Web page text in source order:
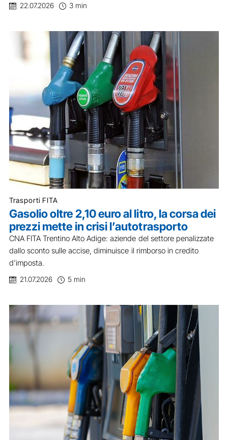
22.07.2026 3 min
Trasporti FITA
Gasolio oltre 2,10 euro al litro, la corsa dei
prezzi mette in crisi l’autotrasporto
CNA FITA Trentino Alto Adige: aziende del settore penalizzate
dallo sconto sulle accise, diminuisce il rimborso in credito
d'imposta.
21.07.2026 5 min